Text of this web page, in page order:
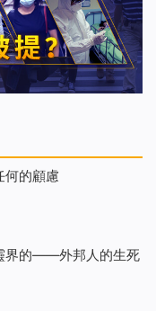
何的顧慮
界的——外邦人的生死